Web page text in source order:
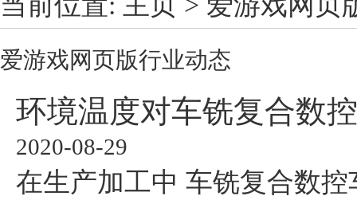
爱游戏网页版行业动态
环境温度对车铣复合数
2020-08-29
在生产加工中 车铣复合数